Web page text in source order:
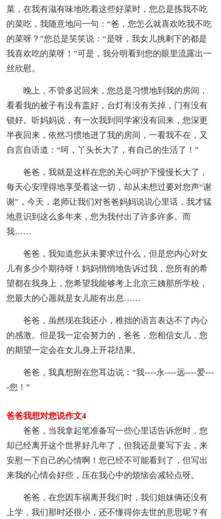
菜，在我有滋有味地吃着这些好菜时，您总是拣我不吃
的菜吃，我随意地问一句：“爸，您怎么就喜欢吃我不吃
的菜呀？”您总是笑笑说：“是呀，我女儿挑剩下的都是
我喜欢吃的菜呀！”可是，我分明看到您的眼里流露出一
丝欣慰。
晚上，不管多迟回来，您总是习惯地到我的房间，
看看我的被子有没有盖好，台灯有没有关掉，门有没有
锁好。听妈妈说，有一次我到同学家没有回来，您深更
半夜回来，依然习惯地进了我的房间，一看我不在，又
自言自语道：“呵，丫头长大了，有自己的生活了！”
爸爸，我就是这样在您的关心呵护下慢慢长大了，
每天心安理得地享受着这一切，却从未想过要对您声“谢
谢”，今天，老师让我们对爸爸妈妈说说心里话，我才猛
地意识到这么多年来，您为我付出了许多许多。而
我……
爸爸，我知道您从未要求过什么，但是您内心对女
儿有多少个期待呀！妈妈悄悄地告诉过我，您所有的希
望都在我身上，您希望我能够考上北京三姨那所学校，
您最大的心愿就是女儿能有出息……
爸爸，虽然现在我还小，稚拙的语言表达不了内心
的感激。但是我一定会努力的，爸爸，您相信女儿，您
的期望一定会在女儿身上开花结果。
爸爸，我真想附在您耳边说：“我----永----远----爱---
-您！”
爸爸我想对您说作文4
爸爸，当我拿起笔准备写一些心里话告诉您时，您
却已经离开这个世界好几年了，但我还是要写下去，来
安慰一下自己的心情啊！您已经不可能看到了，但写出
来我的心情会好些，压在我心中的烦恼会减轻点呀。
爸爸，在您因车祸离开我们时，我们姐妹俩还没有
上学，我们那时还很小，还不懂得你去世的意思呢？有